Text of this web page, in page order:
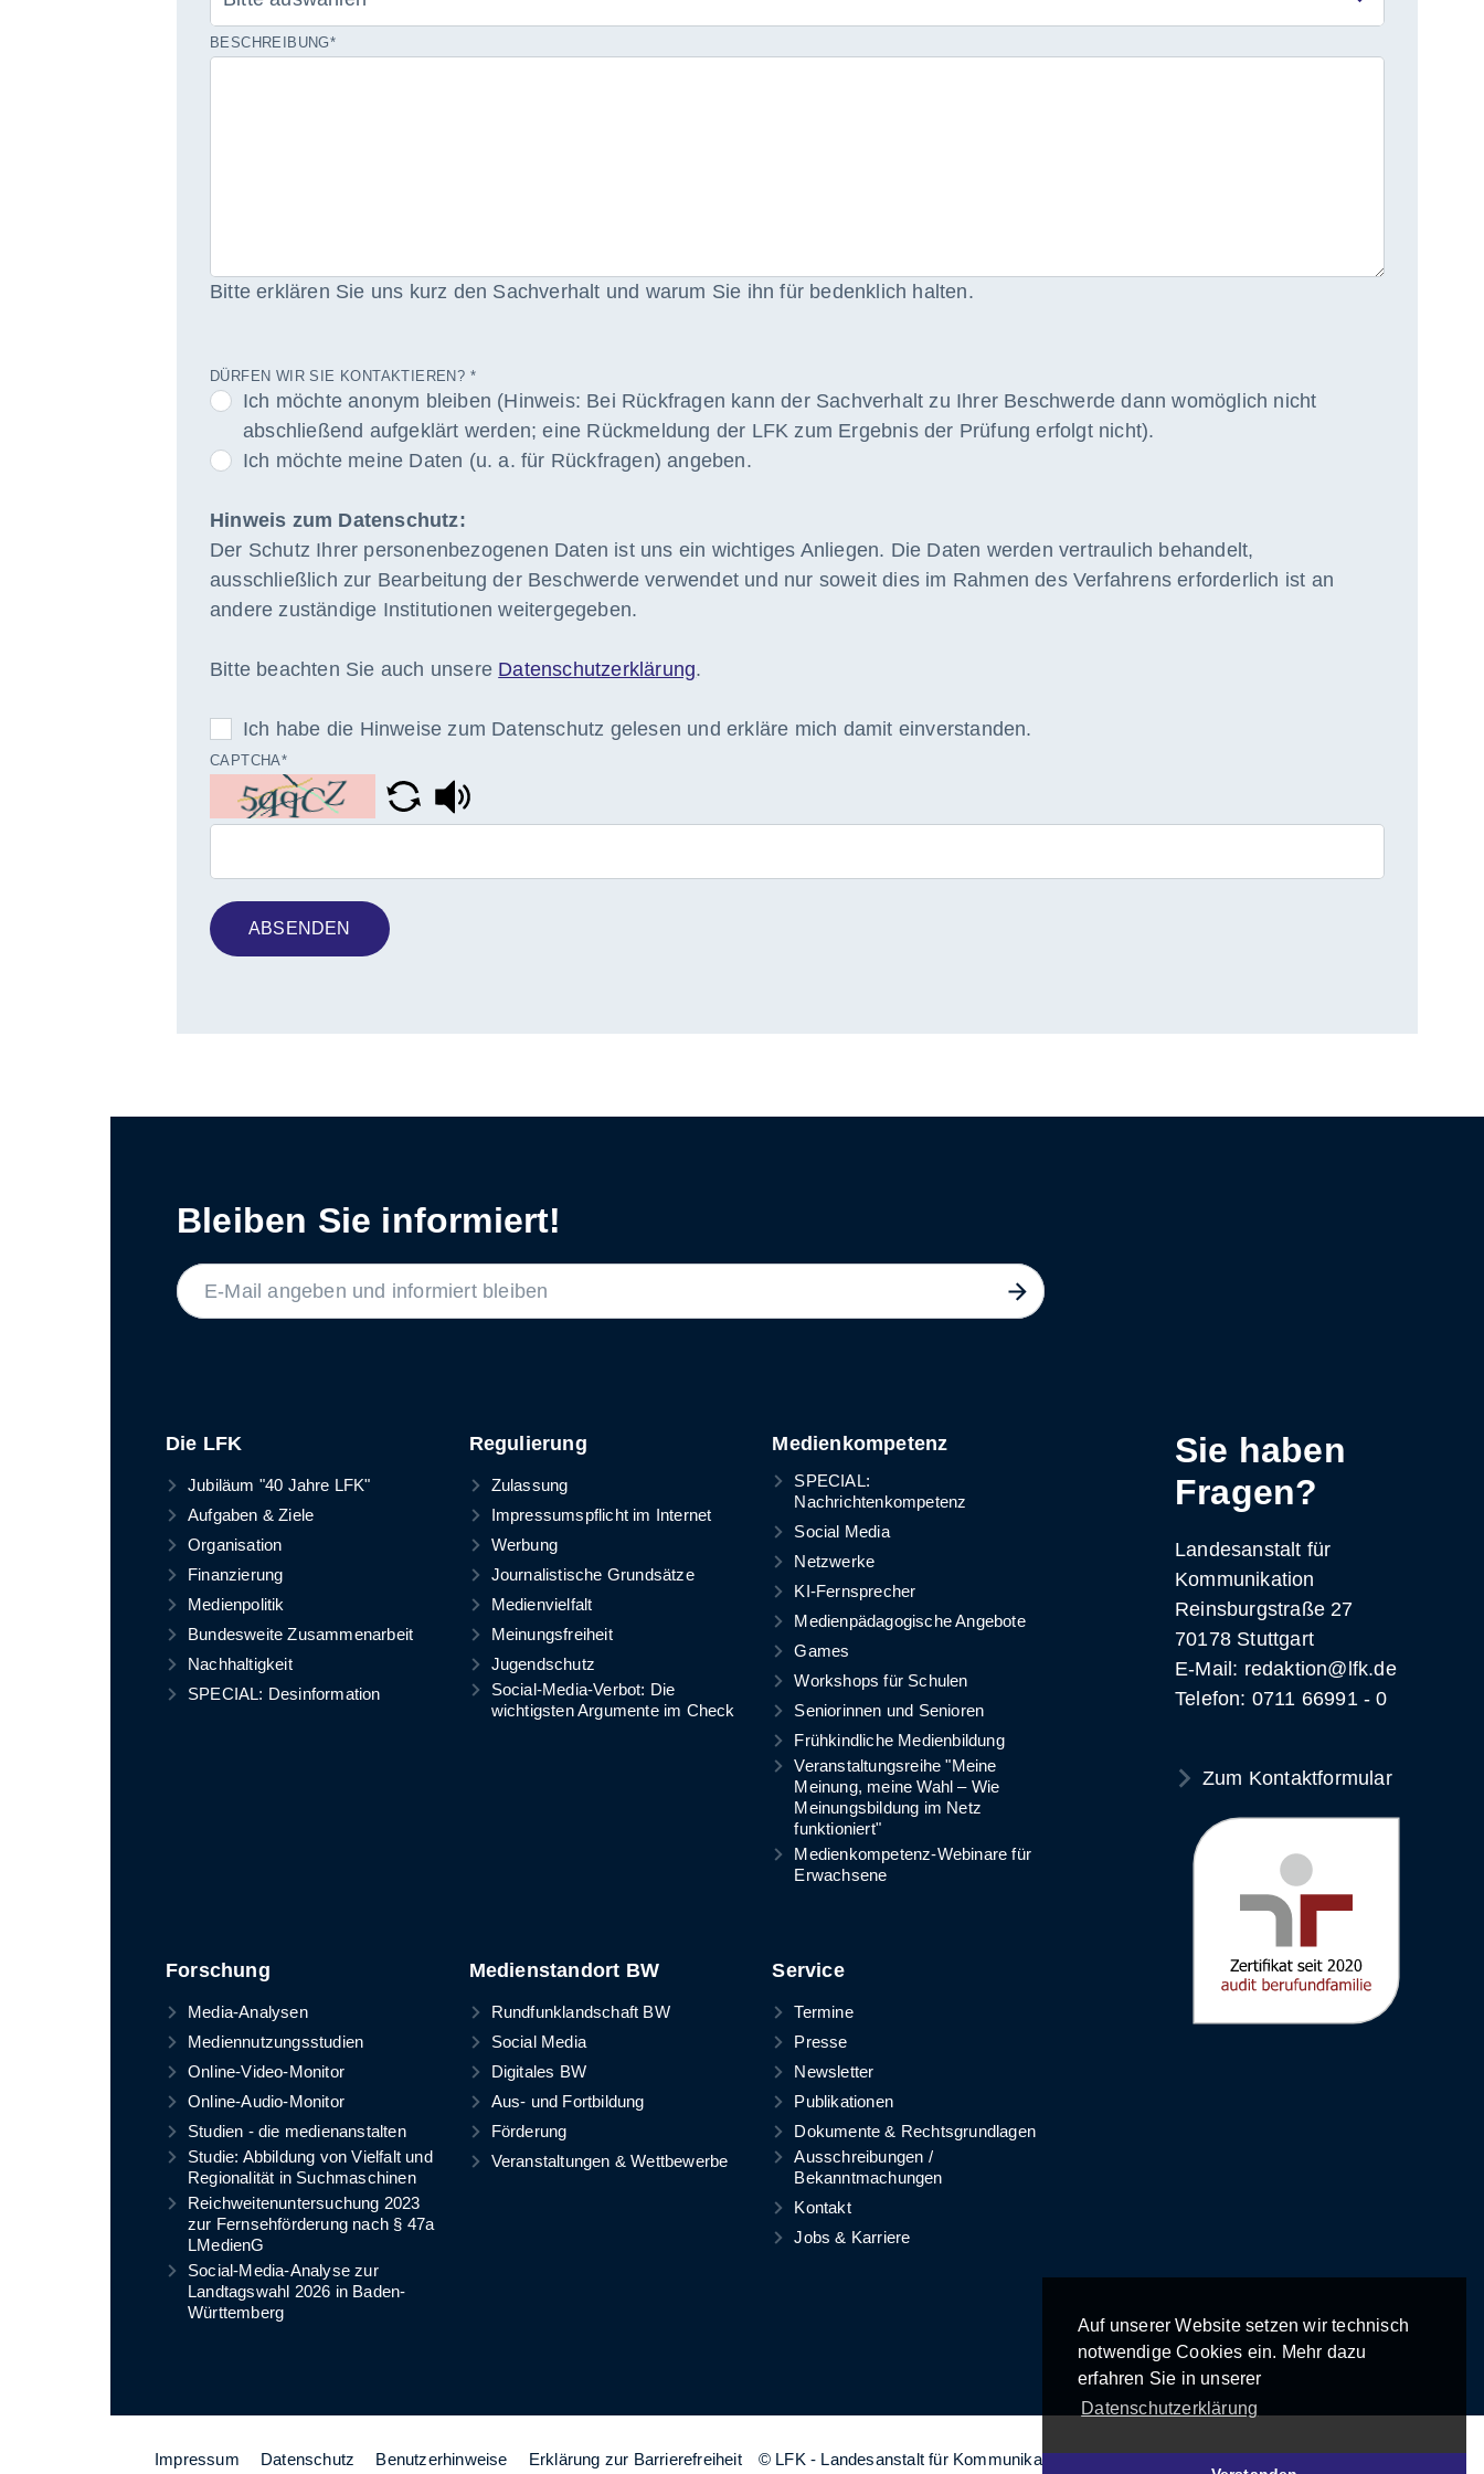
Auf unserer Website setzen wir technisch
notwendige Cookies ein. Mehr dazu
erfahren Sie in unserer
Datenschutzerklärung
BESCHREIBUNG*
Bitte erklären Sie uns kurz den Sachverhalt und warum Sie ihn für bedenklich halten.
DÜRFEN WIR SIE KONTAKTIEREN? *
Ich möchte anonym bleiben (Hinweis: Bei Rückfragen kann der Sachverhalt zu Ihrer Beschwerde dann womöglich nicht
abschließend aufgeklärt werden; eine Rückmeldung der LFK zum Ergebnis der Prüfung erfolgt nicht).
Ich möchte meine Daten (u. a. für Rückfragen) angeben.
Hinweis zum Datenschutz:
Der Schutz Ihrer personenbezogenen Daten ist uns ein wichtiges Anliegen. Die Daten werden vertraulich behandelt,
ausschließlich zur Bearbeitung der Beschwerde verwendet und nur soweit dies im Rahmen des Verfahrens erforderlich ist an
andere zuständige Institutionen weitergegeben.
Bitte beachten Sie auch unsere Datenschutzerklärung.
DATENSCHUTZ
Ich habe die Hinweise zum Datenschutz gelesen und erkläre mich damit einverstanden.
CAPTCHA*
ABSENDEN
Bleiben Sie informiert!
LABEL
Die LFK
Jubiläum "40 Jahre LFK"
Aufgaben & Ziele
Organisation
Finanzierung
Medienpolitik
Bundesweite Zusammenarbeit
Nachhaltigkeit
SPECIAL: Desinformation
Regulierung
Zulassung
Impressumspflicht im Internet
Werbung
Journalistische Grundsätze
Medienvielfalt
Meinungsfreiheit
Jugendschutz
Social-Media-Verbot: Die
wichtigsten Argumente im Check
Medienkompetenz
SPECIAL:
Nachrichtenkompetenz
Social Media
Netzwerke
KI-Fernsprecher
Medienpädagogische Angebote
Games
Workshops für Schulen
Seniorinnen und Senioren
Frühkindliche Medienbildung
Veranstaltungsreihe "Meine
Meinung, meine Wahl – Wie
Meinungsbildung im Netz
funktioniert"
Medienkompetenz-Webinare für
Erwachsene
Forschung
Media-Analysen
Mediennutzungsstudien
Online-Video-Monitor
Online-Audio-Monitor
Studien - die medienanstalten
Studie: Abbildung von Vielfalt und
Regionalität in Suchmaschinen
Reichweitenuntersuchung 2023
zur Fernsehförderung nach § 47a
LMedienG
Social-Media-Analyse zur
Landtagswahl 2026 in Baden-
Württemberg
Medienstandort BW
Rundfunklandschaft BW
Social Media
Digitales BW
Aus- und Fortbildung
Förderung
Veranstaltungen & Wettbewerbe
Service
Termine
Presse
Newsletter
Publikationen
Dokumente & Rechtsgrundlagen
Ausschreibungen /
Bekanntmachungen
Kontakt
Jobs & Karriere
Sie haben
Fragen?
Landesanstalt für
Kommunikation
Reinsburgstraße 27
70178 Stuttgart
E-Mail: redaktion@lfk.de
Telefon: 0711 66991 - 0
Zum Kontaktformular
Impressum Datenschutz Benutzerhinweise Erklärung zur Barrierefreiheit © LFK - Landesanstalt für Kommunikation 2026